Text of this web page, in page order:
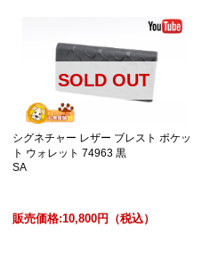
シグネチャー レザー ブレスト ポケッ
ト ウォレット 74963 黒
SA
販売価格:10,800円 （税込）
SOLD OUT